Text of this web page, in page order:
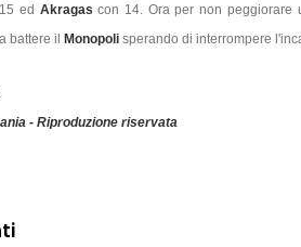
ed Akragas con 14. Ora per non peggiorare
battere il
Monopoli sperando di interrompere
- Riproduzione riservata